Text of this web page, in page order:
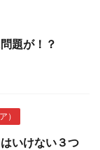
題が！？
）
いけない３つ